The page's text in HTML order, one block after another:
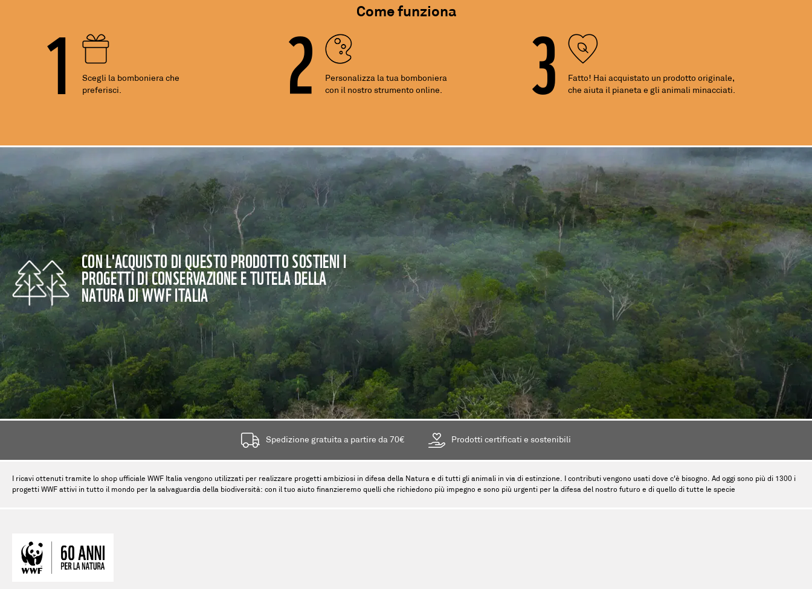
Come funziona
1
Scegli la bomboniera che
preferisci.
2
Personalizza la tua bomboniera
con il nostro strumento online.
3
Fatto! Hai acquistato un prodotto originale,
che aiuta il pianeta e gli animali minacciati.
CON L'ACQUISTO DI QUESTO PRODOTTO SOSTIENI I
PROGETTI DI CONSERVAZIONE E TUTELA DELLA
NATURA DI WWF ITALIA
Spedizione gratuita a partire da 70€ Prodotti certificati e sostenibili
I ricavi ottenuti tramite lo shop ufficiale WWF Italia vengono utilizzati per realizzare progetti ambiziosi in difesa della Natura e di tutti gli animali in via di estinzione. I contributi vengono usati dove c'è bisogno. Ad oggi sono più di 1300 i
progetti WWF attivi in tutto il mondo per la salvaguardia della biodiversità: con il tuo aiuto finanzieremo quelli che richiedono più impegno e sono più urgenti per la difesa del nostro futuro e di quello di tutte le specie